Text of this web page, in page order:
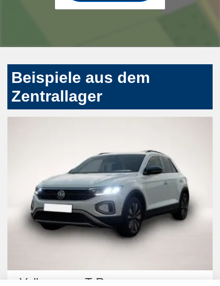
Beispiele aus dem
Zentrallager
Volkswagen T-Roc